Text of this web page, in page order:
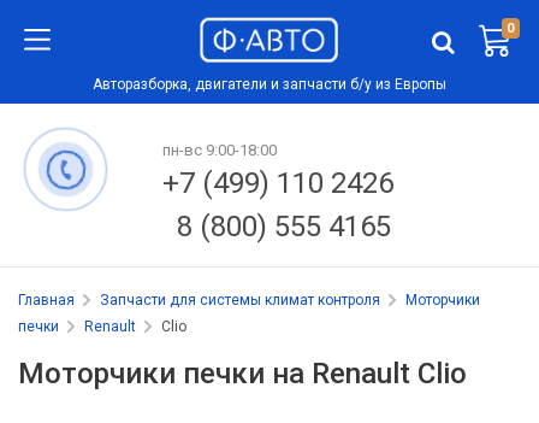
0
Авторазборка, двигатели и запчасти б/у из Европы
пн-вс 9:00-18:00
+7 (499) 110 2426
8 (800) 555 4165
Главная Запчасти для системы климат контроля
Моторчики
печки
Renault Clio
Моторчики печки на Renault Clio